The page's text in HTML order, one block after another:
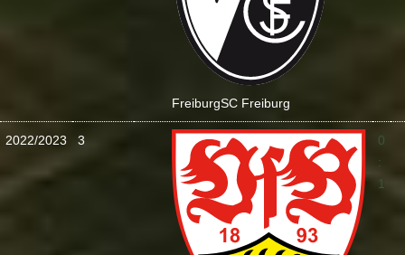
FreiburgSC Freiburg
2022/2023 3
0
:
1